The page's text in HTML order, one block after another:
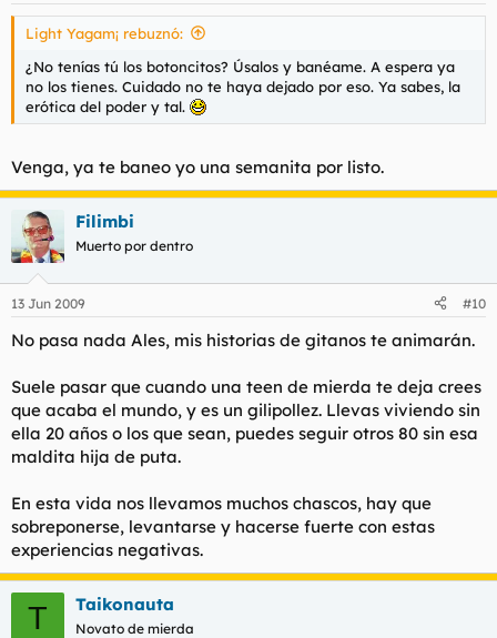
Light Yagam¡ rebuznó:
¿No tenías tú los botoncitos? Úsalos y banéame. A espera ya
no los tienes. Cuidado no te haya dejado por eso. Ya sabes, la
erótica del poder y tal.
Venga, ya te baneo yo una semanita por listo.
Filimbi
Muerto por dentro
13 Jun 2009 #10
No pasa nada Ales, mis historias de gitanos te animarán.
Suele pasar que cuando una teen de mierda te deja crees
que acaba el mundo, y es un gilipollez. Llevas viviendo sin
ella 20 años o los que sean, puedes seguir otros 80 sin esa
maldita hija de puta.
En esta vida nos llevamos muchos chascos, hay que
sobreponerse, levantarse y hacerse fuerte con estas
experiencias negativas.
T Taikonauta
Novato de mierda